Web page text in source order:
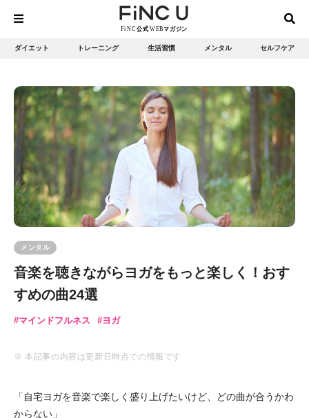
ダイエット トレーニング 生活習慣 メンタル セルフケア
メンタル
音楽を聴きながらヨガをもっと楽しく！おす
すめの曲24選
マインドフルネス ヨガ
※ 本記事の内容は更新日時点での情報です
「自宅ヨガを音楽で楽しく盛り上げたいけど、どの曲が合うかわ
からない」